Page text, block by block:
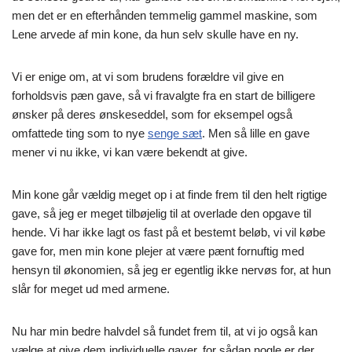
men det er en efterhånden temmelig gammel maskine, som
Lene arvede af min kone, da hun selv skulle have en ny.
Vi er enige om, at vi som brudens forældre vil give en
forholdsvis pæn gave, så vi fravalgte fra en start de billigere
ønsker på deres ønskeseddel, som for eksempel også
omfattede ting som to nye senge sæt. Men så lille en gave
mener vi nu ikke, vi kan være bekendt at give.
Min kone går vældig meget op i at finde frem til den helt rigtige
gave, så jeg er meget tilbøjelig til at overlade den opgave til
hende. Vi har ikke lagt os fast på et bestemt beløb, vi vil købe
gave for, men min kone plejer at være pænt fornuftig med
hensyn til økonomien, så jeg er egentlig ikke nervøs for, at hun
slår for meget ud med armene.
Nu har min bedre halvdel så fundet frem til, at vi jo også kan